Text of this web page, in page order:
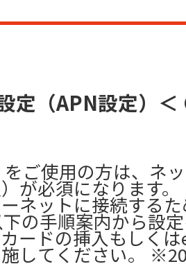
定（APN設定）
ご使用の方は、ネ
が必須になります
ネットに接続する
の手順案内から設
ードの挿入もしく
してください。